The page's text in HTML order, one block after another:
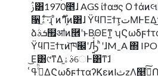
ࢲ͸1970೥ɺ AGS ίϯαϧς Ο ϯάͷલ਎ͱͳΔ䢒ᖒެೝձܭ࢜ࣄ຿ॴΛ
૑ۀ͠·ͨ͠ɻ ͦͷ࣌ʹܾΊͨͷ͸ɺ ΫϥΠΞϯτ͕تΜͰ͘ΕΔ͜ͱͳΒԿͰ΋΍Δ͜ͱɻ
ձܭࣄ຿ॴͷ࿮ʹͱΒΘΕͳ͍ ʮϚωδϝϯταʔϏεʯ ͷݪ఺Ͱ͢ɻ
ΫϥΠΞϯτͷ͝ཁ๬ʹԠ͍͑ͯ͘ ͏ͪʹɺMˍA ΍ IPO ࢧԉͳͲɺ࣍ʑͱ αʔϏεϥΠϯ͕֦͕͍͖ͬͯ·ͨ͠ɻ
͜Ε͸୯ͳΔࣄۀ֦େͰ͸ͳ͘ɺ
ࢲ͕ͨͪߟ͑ΔϚωδϝϯταʔϏεͷlثzΛ௥ٻͨ݁͠ՌͳΜͰ͢ɻ தݎɾதখاۀʹ͸ɺ